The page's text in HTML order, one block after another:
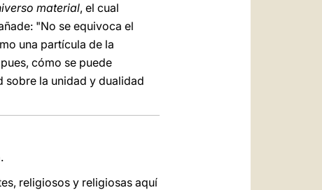
material, el cual
"No se equivoca el
una partícula de la
cómo se puede
sobre la unidad y dualidad
religiosos y religiosas aquí